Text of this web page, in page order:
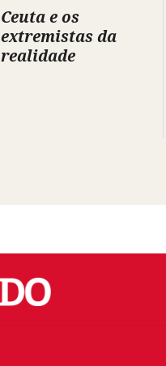
Ceuta e os
extremistas da
realidade